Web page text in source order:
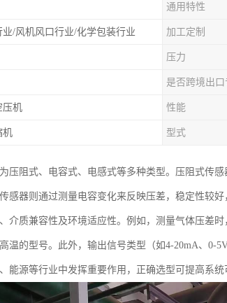
通用特性
业/风机风口行业/化学包装行业 加工定制
压力
是否跨境出
压机 性能
机 型式
压阻式、电容式、电感式等多种类型。压阻式传
感器则通过测量电容变化来反映压差，稳定性较好
介质兼容性及环境适应性。例如，测量气体压差
温的型号。此外，输出信号类型（如4-20mA、0-
能源等行业中发挥重要作用，正确选型可提高系统